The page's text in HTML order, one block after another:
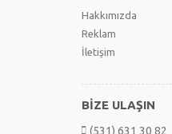
Hakkımızda
Reklam
İletişim
BİZE ULAŞIN
(531) 631 30 82